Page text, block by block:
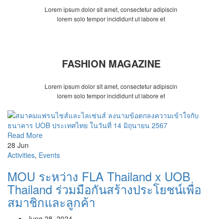
Lorem ipsum dolor sit amet, consectetur adipiscin
lorem solo tempor incididunt ut labore et
FASHION MAGAZINE
Lorem ipsum dolor sit amet, consectetur adipiscin
lorem solo tempor incididunt ut labore et
Read More
28 Jun
Activities, Events
MOU ระหว่าง FLA Thailand x UOB
Thailand ร่วมมือกันสร้างประโยชน์เพื่อ
สมาชิกและลูกค้า